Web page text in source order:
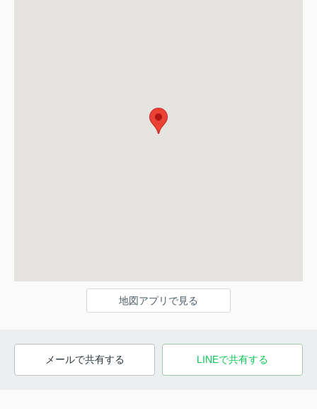
地図アプリで見る
メールで共有する LINEで共有する